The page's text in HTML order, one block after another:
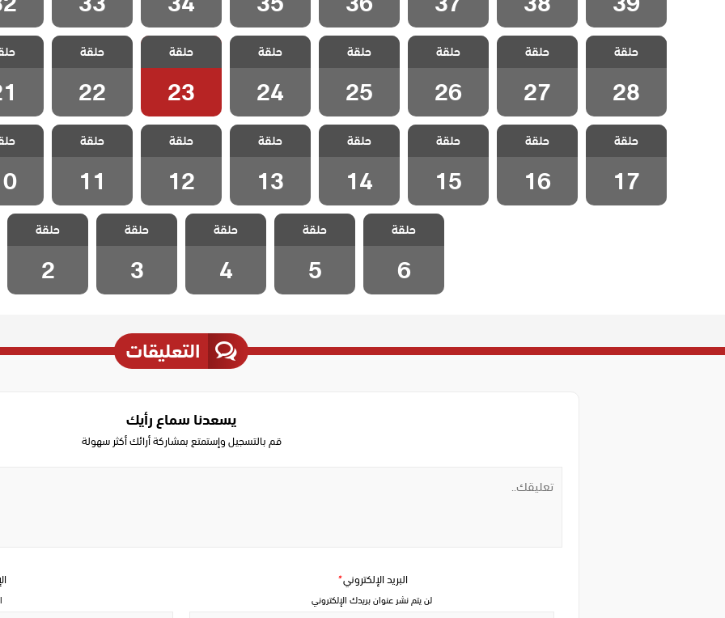
مسلسل الحب
المستحيل مدبلج
الحلقة 28
حلقة
28
مسلسل الحب
المستحيل مدبلج
الحلقة 27
حلقة
27
مسلسل الحب
المستحيل مدبلج
الحلقة 26
حلقة
26
مسلسل الحب
المستحيل مدبلج
الحلقة 25
حلقة
25
مسلسل الحب
المستحيل مدبلج
الحلقة 24
حلقة
24
مسلسل الحب
المستحيل مدبلج
الحلقة 23
حلقة
23
مسلسل الحب
المستحيل مدبلج
الحلقة 22
حلقة
22
مسلسل الحب
المستحيل مدبلج
الحلقة 17
حلقة
17
مسلسل الحب
المستحيل مدبلج
الحلقة 16
حلقة
16
مسلسل الحب
المستحيل مدبلج
الحلقة 15
حلقة
15
مسلسل الحب
المستحيل مدبلج
الحلقة 14
حلقة
14
مسلسل الحب
المستحيل مدبلج
الحلقة 13
حلقة
13
مسلسل الحب
المستحيل مدبلج
الحلقة 12
حلقة
12
مسلسل الحب
المستحيل مدبلج
الحلقة 11
حلقة
11
مسلسل الحب
المستحيل مدبلج
الحلقة 6
حلقة
6
مسلسل الحب
المستحيل مدبلج
الحلقة 5
حلقة
5
مسلسل الحب
المستحيل مدبلج
الحلقة 4
حلقة
4
مسلسل الحب
المستحيل مدبلج
الحلقة 3
حلقة
3
مسلسل الحب
المستحيل مدبلج
الحلقة 2
حلقة
2
التعليقات
يسعدنا سماع رأيك
قم بالتسجيل وإستمتع بمشاركة أرائك أكثر سهولة
البريد الإلكتروني*
لن يتم نشر عنوان بريدك الإلكتروني